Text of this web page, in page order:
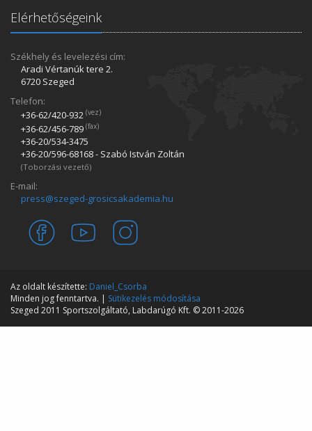
Elérhetőségeink
Székhely és levelezési cím:
Aradi Vértanúk tere 2.
6720 Szeged
Telefon:
+36-62/420­-932 (vez)
+36-62/456­-789 (fax)
+36-20/534­-3475
+36-20/596­-68168 - Szabó István Zoltán
(Toborzási vezető)
E-mail:
press@szeged-grosicsakademia.hu
Az oldalt készítette: Daniel_Csorba
Minden jog fenntartva. | Sütikezelés módosítása
Szeged 2011 Sportszolgáltató, Labdarúgó Kft. © 2011-2026